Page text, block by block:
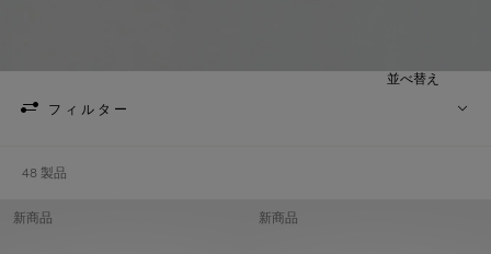
フィルター
並べ替え
48 製品
新商品 新商品